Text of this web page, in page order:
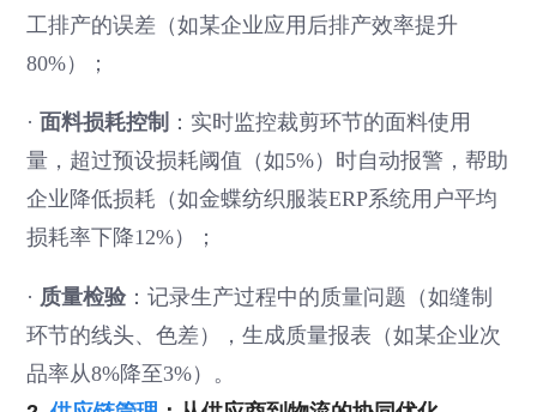
工排产的误差（如某企业应用后排产效率提升
80%）；
· 面料损耗控制 ：实时监控裁剪环节的面料使用
量，超过预设损耗阈值（如5%）时自动报警，帮助
企业降低损耗（如金蝶纺织服装ERP系统用户平均
损耗率下降12%）；
· 质量检验：记录生产过程中的质量问题（如缝制
环节的线头、色差），生成质量报表（如某企业次
品率从8%降至3%）。